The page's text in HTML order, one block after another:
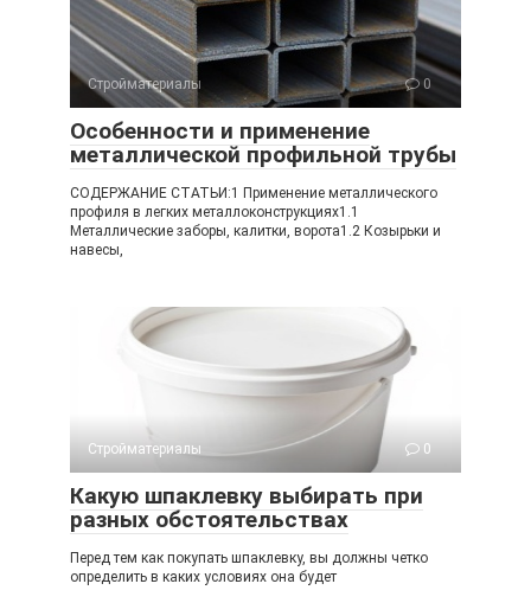
Стройматериалы 0
Особенности и применение
металлической профильной трубы
СОДЕРЖАНИЕ СТАТЬИ:1 Применение металлического
профиля в легких металлоконструкциях1.1
Металлические заборы, калитки, ворота1.2 Козырьки и
навесы,
Стройматериалы 0
Какую шпаклевку выбирать при
разных обстоятельствах
Перед тем как покупать шпаклевку, вы должны четко
определить в каких условиях она будет